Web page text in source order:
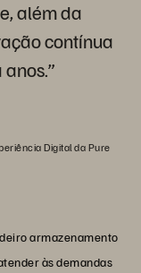
além da
contínua
Digital da Pure
armazenamento
às demandas